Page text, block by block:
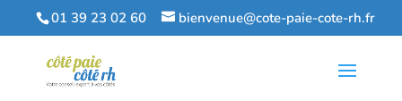
01 39 23 02 60 bienvenue@cote-paie-cote-rh.fr